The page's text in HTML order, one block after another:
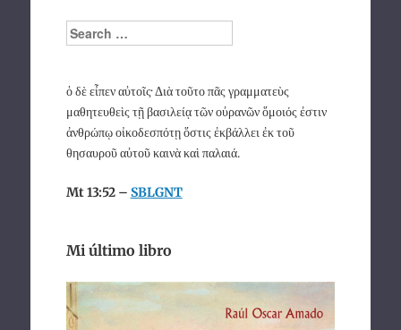
Search
ὁ δὲ εἶπεν αὐτοῖς· Διὰ τοῦτο πᾶς γραμματεὺς
μαθητευθεὶς τῇ βασιλείᾳ τῶν οὐρανῶν ὅμοιός ἐστιν
ἀνθρώπῳ οἰκοδεσπότῃ ὅστις ἐκβάλλει ἐκ τοῦ
θησαυροῦ αὐτοῦ καινὰ καὶ παλαιά.
Mt 13:52 – SBLGNT
Mi último libro